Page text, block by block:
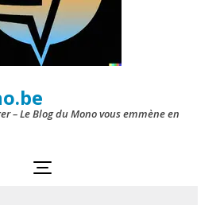
– Le Blog du Mono vous emmène en